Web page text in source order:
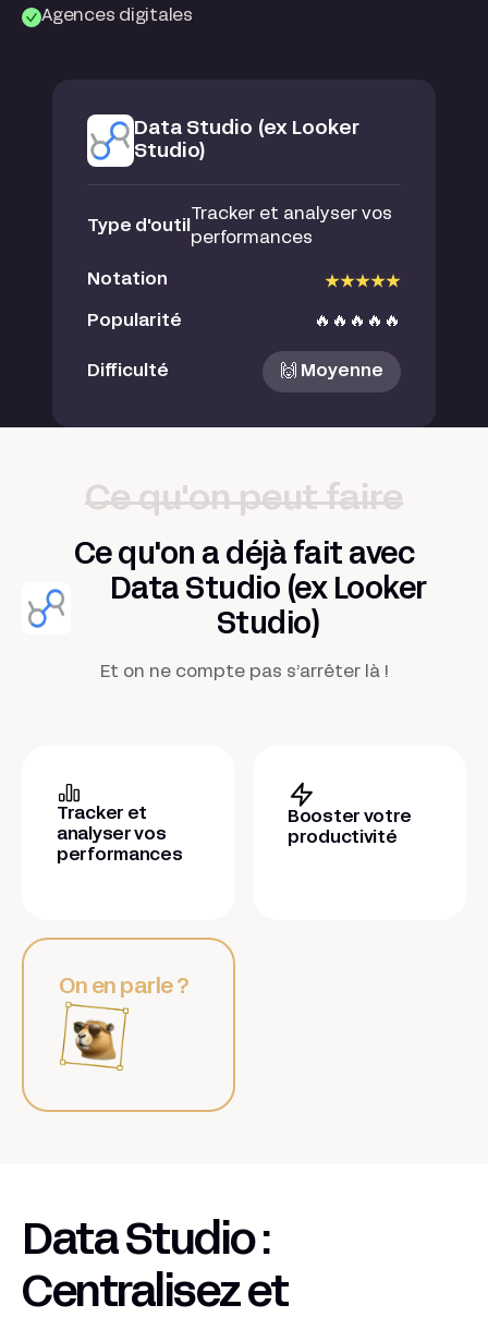
Agences digitales
Data Studio (ex Looker
Studio)
Type d'outil
Tracker et analyser vos
performances
Notation
Popularité 🔥🔥🔥🔥🔥
Difficulté 🙌 Moyenne
Ce qu'on peut faire
Ce qu'on a déjà fait avec
Data Studio (ex Looker
Studio)
Et on ne compte pas s’arrêter là !
Tracker et
analyser vos
performances
Booster votre
productivité
On en parle ?
Data Studio :
Centralisez et